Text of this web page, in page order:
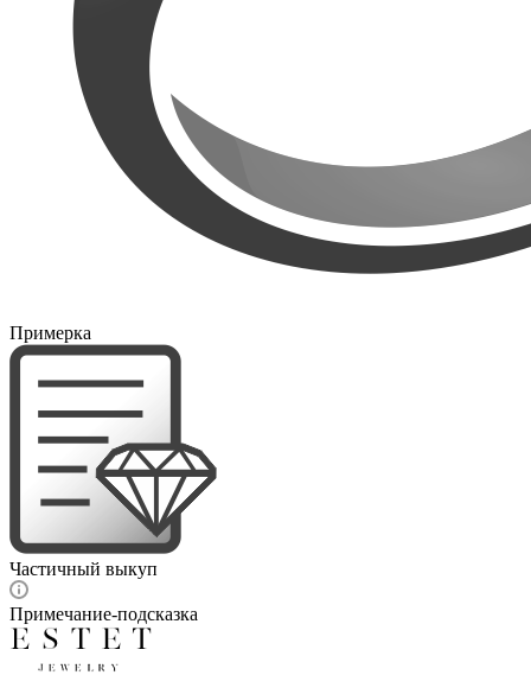
Примерка
Частичный выкуп
Примечание-подсказка